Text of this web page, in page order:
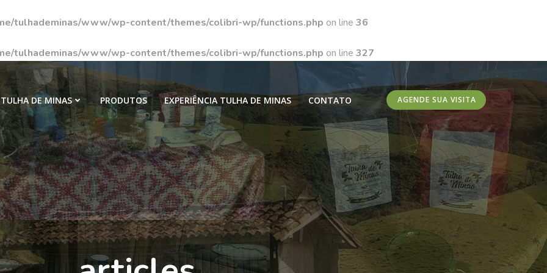
tulhademinas/www/wp-content/themes/colibri-wp/functions.php on line 36
tulhademinas/www/wp-content/themes/colibri-wp/functions.php on line 327
TULHA DE MINAS PRODUTOS EXPERIÊNCIA TULHA DE MINAS CONTATO AGENDE SUA VISITA